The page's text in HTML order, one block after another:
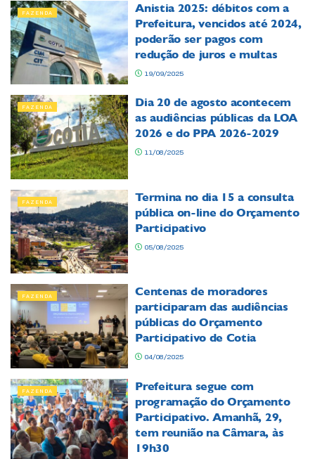
FAZENDA
Anistia 2025: débitos com a
Prefeitura, vencidos até 2024,
poderão ser pagos com
redução de juros e multas
19/09/2025
FAZENDA
Dia 20 de agosto acontecem
as audiências públicas da LOA
2026 e do PPA 2026-2029
11/08/2025
FAZENDA
Termina no dia 15 a consulta
pública on-line do Orçamento
Participativo
05/08/2025
FAZENDA
Centenas de moradores
participaram das audiências
públicas do Orçamento
Participativo de Cotia
04/08/2025
FAZENDA
Prefeitura segue com
programação do Orçamento
Participativo. Amanhã, 29,
tem reunião na Câmara, às
19h30